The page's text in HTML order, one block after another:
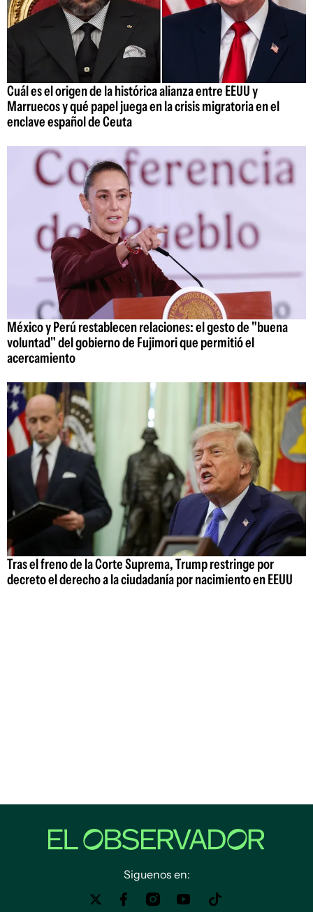
Cuál es el origen de la histórica alianza entre EEUU y
Marruecos y qué papel juega en la crisis migratoria en el
enclave español de Ceuta
México y Perú restablecen relaciones: el gesto de "buena
voluntad" del gobierno de Fujimori que permitió el
acercamiento
Tras el freno de la Corte Suprema, Trump restringe por
decreto el derecho a la ciudadanía por nacimiento en EEUU
Siguenos en: